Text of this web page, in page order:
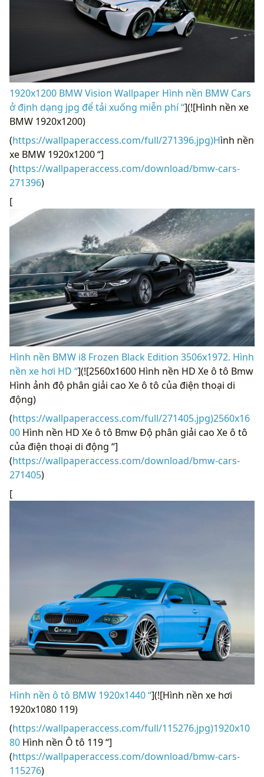
1920x1200 BMW Vision Wallpaper Hình nền BMW Cars
ở định dạng jpg để tải xuống miễn phí “](![Hình nền xe
BMW 1920x1200)
(https://wallpaperaccess.com/full/271396.jpg)Hình nền
xe BMW 1920x1200 “]
(https://wallpaperaccess.com/download/bmw-cars-
271396)
[
Hình nền BMW i8 Frozen Black Edition 3506x1972. Hình
nền xe hơi HD “](![2560x1600 Hình nền HD Xe ô tô Bmw
Hình ảnh độ phân giải cao Xe ô tô của điện thoại di
động)
(https://wallpaperaccess.com/full/271405.jpg)2560x16
00 Hình nền HD Xe ô tô Bmw Độ phân giải cao Xe ô tô
của điện thoại di động “]
(https://wallpaperaccess.com/download/bmw-cars-
271405)
[
Hình nền ô tô BMW 1920x1440 “](![Hình nền xe hơi
1920x1080 119)
(https://wallpaperaccess.com/full/115276.jpg)1920x10
80 Hình nền Ô tô 119 “]
(https://wallpaperaccess.com/download/bmw-cars-
115276)